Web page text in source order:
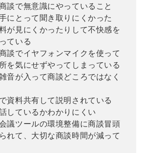
談で無意識にやっていること
にとって聞き取りにくかった
が見にくかったりして不快感を
ている
談でイヤフォンマイクを使って
を気にせずやってしまっている
音が入って商談どころではなく
資料共有して説明されている
しているかわかりにくい
議ツールの環境整備に商談冒頭
れて、大切な商談時間が減って